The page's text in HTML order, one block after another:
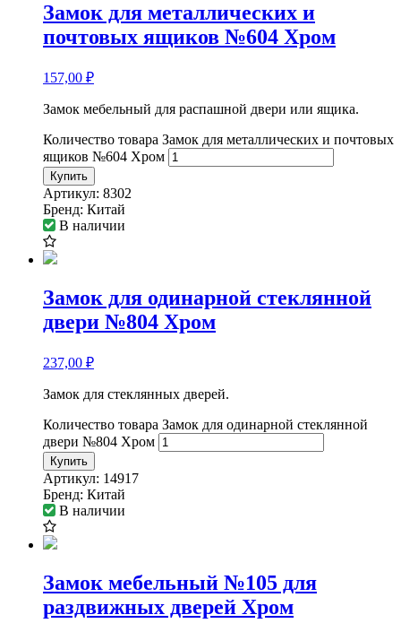
Замок для металлических и
почтовых ящиков №604 Хром
157,00 ₽
Замок мебельный для распашной двери или ящика.
Количество товара Замок для металлических и почтовых
ящиков №604 Хром
Купить
Артикул: 8302
Бренд: Китай
В наличии
Замок для одинарной стеклянной
двери №804 Хром
237,00 ₽
Замок для стеклянных дверей.
Количество товара Замок для одинарной стеклянной
двери №804 Хром
Купить
Артикул: 14917
Бренд: Китай
В наличии
Замок мебельный №105 для
раздвижных дверей Хром